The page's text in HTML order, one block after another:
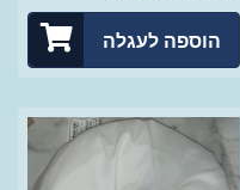
הוספה לעגלה